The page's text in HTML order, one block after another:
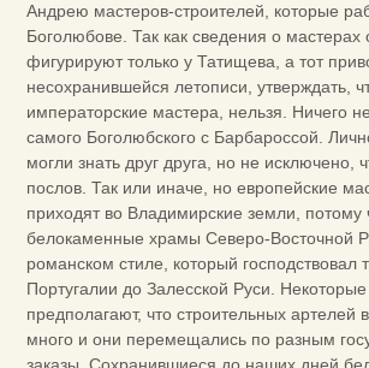
Андрею мастеров-строителей, которые
Боголюбове. Так как сведения о мастерах
фигурируют только у Татищева, а тот
несохранившейся летописи, утверждать,
императорские мастера, нельзя. Ничего
самого Боголюбского с Барбароссой.
могли знать друг друга, но не исключено,
послов. Так или иначе, но европейские
приходят во Владимирские земли, потому
белокаменные храмы Северо-Восточной
романском стиле, который господствовал
Португалии до Залесской Руси.
предполагают, что строительных артелей
много и они перемещались по разным